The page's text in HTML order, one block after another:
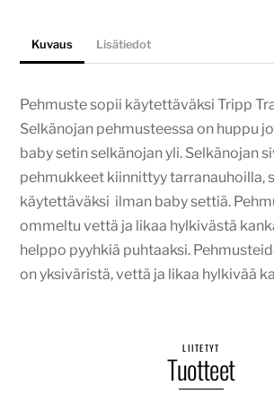
Kuvaus Lisätiedot
Pehmuste sopii käytettäväksi Tripp
Selkänojan pehmusteessa on huppu
baby setin selkänojan yli. Selkänojan
pehmukkeet kiinnittyy tarranauhoilla,
käytettäväksi ilman baby settiä.
ommeltu vettä ja likaa hylkivästä
helppo pyyhkiä puhtaaksi.
on yksiväristä, vettä ja likaa hylkivää
LIITETYT
Tuotteet